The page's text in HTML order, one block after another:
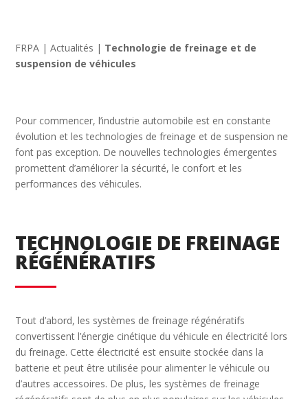
FRPA |Actualités | Technologie de freinage et de
suspension de véhicules
Pour commencer, l’industrie automobile est en constante
évolution et les technologies de freinage et de suspension ne
font pas exception. De nouvelles technologies émergentes
promettent d’améliorer la sécurité, le confort et les
performances des véhicules.
TECHNOLOGIE DE FREINAGE
RÉGÉNÉRATIFS
Tout d’abord, les systèmes de freinage régénératifs
convertissent l’énergie cinétique du véhicule en électricité lors
du freinage. Cette électricité est ensuite stockée dans la
batterie et peut être utilisée pour alimenter le véhicule ou
d’autres accessoires. De plus, les systèmes de freinage